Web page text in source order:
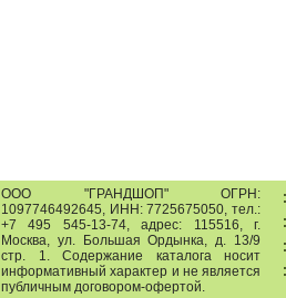
ООО "ГРАНДШОП"ОГРН:
1097746492645, ИНН: 7725675050, тел.:
+7 495 545-13-74,адрес: 115516,г.
Москва, ул. Большая Ордынка, д. 13/9
стр. 1. Содержание каталога носит
информативный характер и не является
публичным договором-офертой.